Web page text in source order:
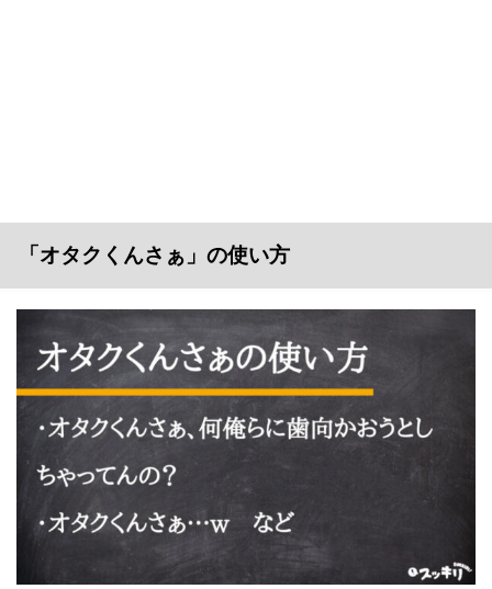
「オタクくんさぁ」の使い方